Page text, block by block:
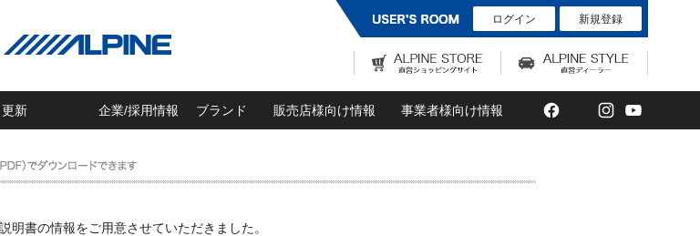
ログイン 新規登録
新 企業/採用情報 ブランド 販売店様向け情報 事業者様向け情報 Facebook
TwitterInstagram
書の情報をご用意させていただきました。